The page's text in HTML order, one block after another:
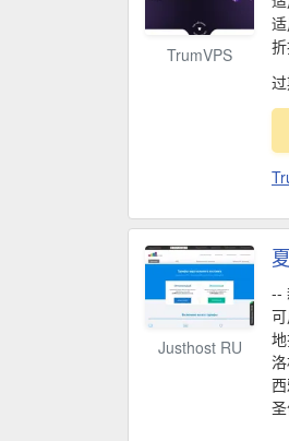
TrumVPS
Justhost RU
--
可